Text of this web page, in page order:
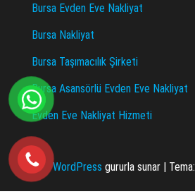
Bursa Evden Eve Nakliyat
Bursa Nakliyat
Bursa Taşımacılık Şirketi
Bursa Asansörlü Evden Eve Nakliyat
Evden Eve Nakliyat Hizmeti
WordPress gururla sunar | Tema: